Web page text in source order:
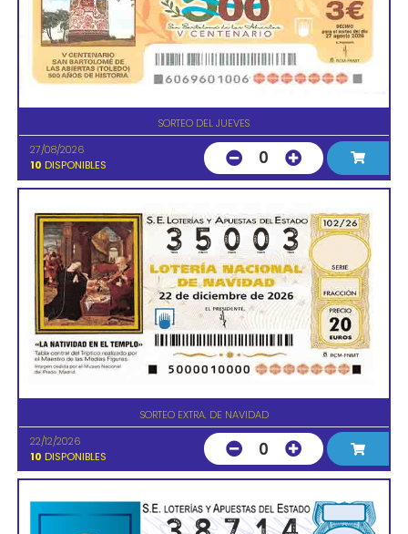
SORTEO DEL JUEVES
27/08/2026
10 DISPONIBLES 0
SORTEO EXTRA. DE NAVIDAD
22/12/2026
10 DISPONIBLES 0